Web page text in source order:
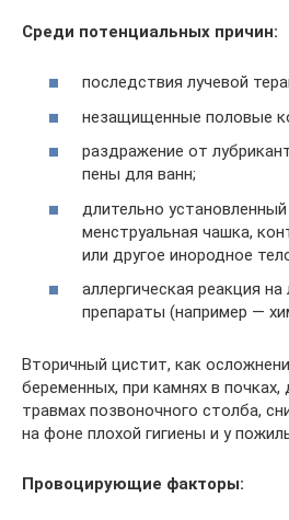
Среди потенциальных причин:
последствия лучевой
незащищенные половые
раздражение от
пены для ванн;
длительно
менструальная чашка,
или другое инородное
аллергическая реакция
препараты (например —
Вторичный цистит, как
беременных, при камнях в почках,
травмах позвоночного столба,
на фоне плохой гигиены и у
Провоцирующие факторы: